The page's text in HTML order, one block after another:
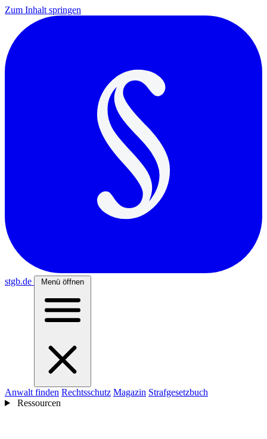
Zum Inhalt springen
stgb.de Menü öffnen
Anwalt finden Rechtsschutz Magazin Strafgesetzbuch
Ressourcen